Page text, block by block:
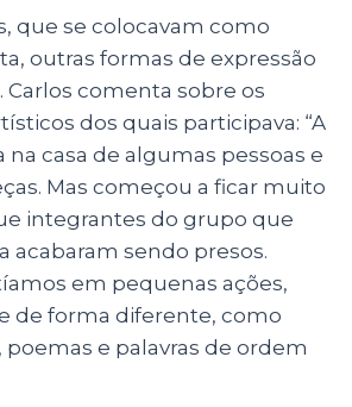
que se colocavam como
outras formas de expressão
Carlos comenta sobre os
dos quais participava: “A
casa de algumas pessoas e
Mas começou a ficar muito
integrantes do grupo que
acabaram sendo presos.
em pequenas ações,
de forma diferente, como
poemas e palavras de ordem